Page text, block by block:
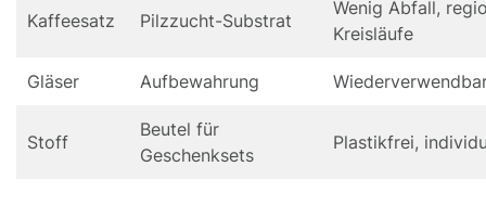
Kaffeesatz Pilzzucht-Substrat
Wenig Abfall,
Kreisläufe
Gläser Aufbewahrung
Stoff
Beutel für
Geschenksets
Plastikfrei,